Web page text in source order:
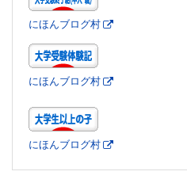
にほんブログ村
にほんブログ村
にほんブログ村